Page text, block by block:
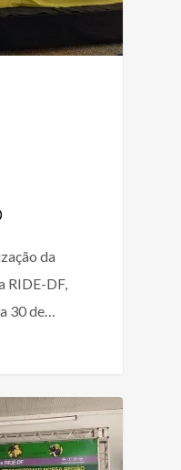
da
RIDE-DF,
30 de…